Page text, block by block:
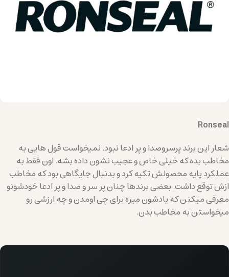
Ronseal
شعار این برند پرسروصدا و پر ادعا نبود. نمیخواست قول هایی به
مخاطب بده که خیلی خاص و عجیب نشون داده بشه. اون فقط به
عملکرد پایه محصولش تکیه کرد و بدنبال جایگاهی بود که مخاطب
ازش توقع داشت. بعضی برندها چنان پر سر و صدا و پر ادعا خودشونو
معرفی میکنن که یادشون میره برای چی اومدن و چه ارزشی رو
میخواستن به مخاطب بدن.